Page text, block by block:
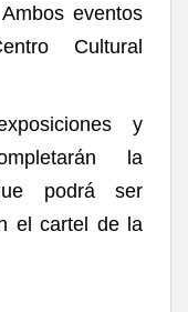
eventos
Cultural
y
la
podrá ser
el cartel de la